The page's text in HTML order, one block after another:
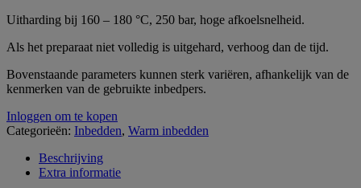
Uitharding bij 160 – 180 °C, 250 bar, hoge afkoelsnelheid.
Als het preparaat niet volledig is uitgehard, verhoog dan de tijd.
Bovenstaande parameters kunnen sterk variëren, afhankelijk van de
kenmerken van de gebruikte inbedpers.
Inloggen om te kopen
Categorieën: Inbedden, Warm inbedden
Beschrijving
Extra informatie